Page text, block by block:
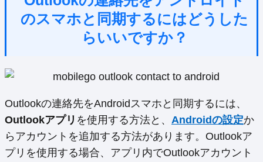
のスマホと同期するにはどうした
らいいですか？
Outlookの連絡先をAndroidスマホと同期するには、
Outlookアプリ を使用する方法と、 Androidの設定か
らアカウントを追加する方法があります。Outlookア
プリを使用する場合、アプリ内でOutlookアカウント